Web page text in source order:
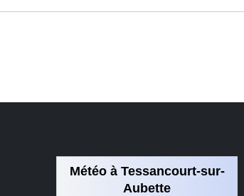
Météo à Tessancourt-sur-
Aubette